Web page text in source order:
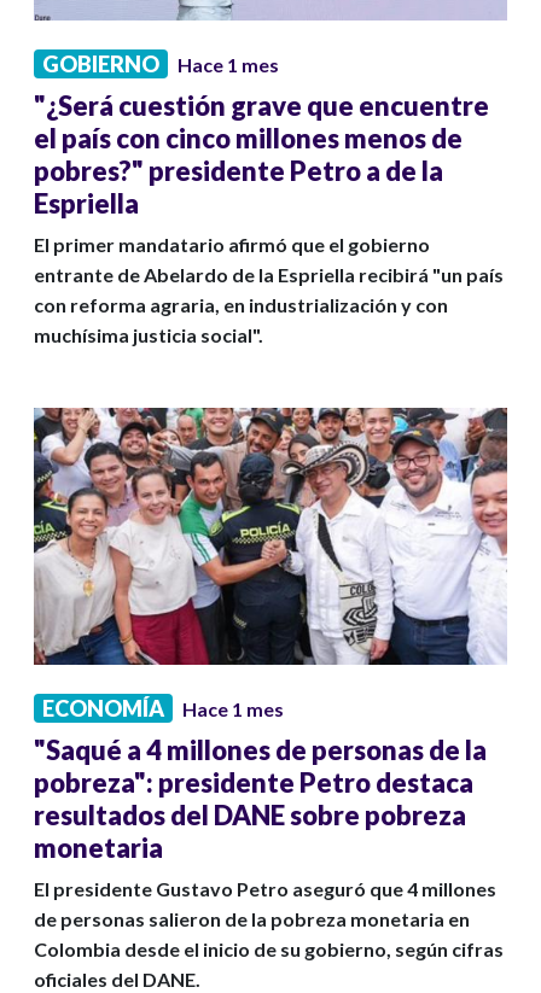
GOBIERNO Hace 1 mes
"¿Será cuestión grave que encuentre
el país con cinco millones menos de
pobres?" presidente Petro a de la
Espriella
El primer mandatario afirmó que el gobierno
entrante de Abelardo de la Espriella recibirá "un país
con reforma agraria, en industrialización y con
muchísima justicia social".
ECONOMÍA Hace 1 mes
"Saqué a 4 millones de personas de la
pobreza": presidente Petro destaca
resultados del DANE sobre pobreza
monetaria
El presidente Gustavo Petro aseguró que 4 millones
de personas salieron de la pobreza monetaria en
Colombia desde el inicio de su gobierno, según cifras
oficiales del DANE.